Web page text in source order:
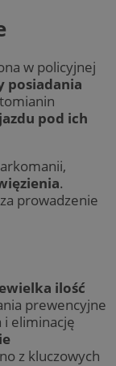
w policyjnej
posiadania
pod ich
.
prowadzenie
ilość
prewencyjne
i eliminację
z kluczowych